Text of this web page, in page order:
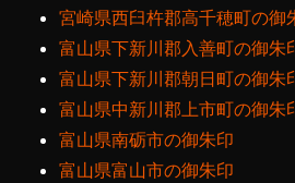
宮崎県西臼杵郡高千穂町の御
富山県下新川郡入善町の御朱
富山県下新川郡朝日町の御朱
富山県中新川郡上市町の御朱
富山県南砺市の御朱印
富山県富山市の御朱印